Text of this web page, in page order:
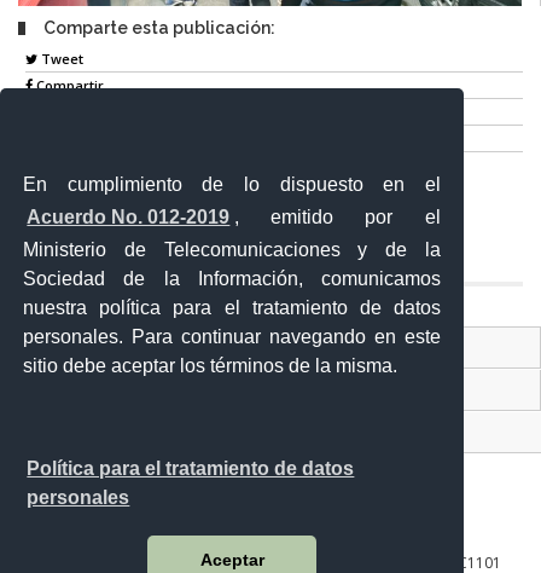
En cumplimiento de lo dispuesto en el
Acuerdo No. 012-2019 , emitido por el
Ministerio de Telecomunicaciones y de la
Sociedad de la Información, comunicamos
nuestra política para el tratamiento de datos
personales. Para continuar navegando en este
sitio debe aceptar los términos de la misma.
Política para el tratamiento de datos
personales
Aceptar
Comparte esta publicación:
Tweet
Compartir
Entérate
Contacto Ciudadano Digital
10 de agosto 158-13 y Bernardo Valdivieso ∙ Código Postal: EC1101